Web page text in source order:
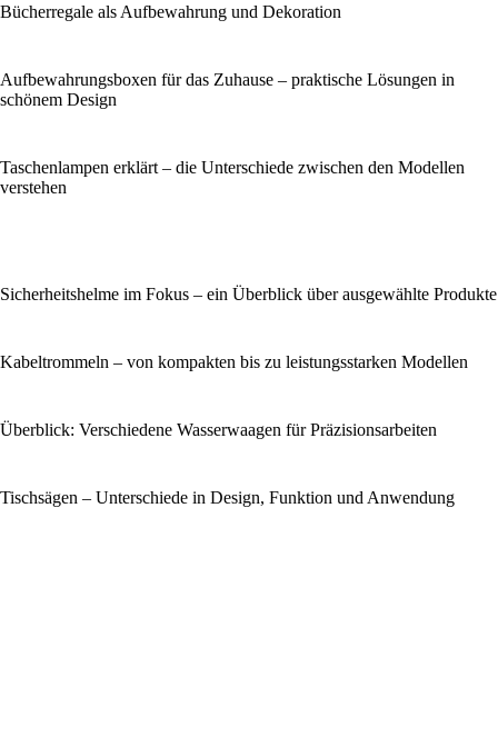
Bücherregale als Aufbewahrung und Dekoration
Aufbewahrungsboxen für das Zuhause – praktische Lösungen in
schönem Design
Taschenlampen erklärt – die Unterschiede zwischen den Modellen
verstehen
Sicherheitshelme im Fokus – ein Überblick über ausgewählte Produkte
Kabeltrommeln – von kompakten bis zu leistungsstarken Modellen
Überblick: Verschiedene Wasserwaagen für Präzisionsarbeiten
Tischsägen – Unterschiede in Design, Funktion und Anwendung